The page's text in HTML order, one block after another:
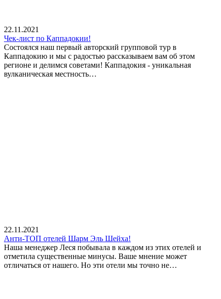
22.11.2021
Чек-лист по Каппадокии!
Состоялся наш первый авторский групповой тур в
Каппадокию и мы с радостью рассказываем вам об этом
регионе и делимся советами! Каппадокия - уникальная
вулканическая местность…
22.11.2021
Анти-ТОП отелей Шарм Эль Шейха!
Наша менеджер Леся побывала в каждом из этих отелей и
отметила существенные минусы. Ваше мнение может
отличаться от нашего. Но эти отели мы точно не…